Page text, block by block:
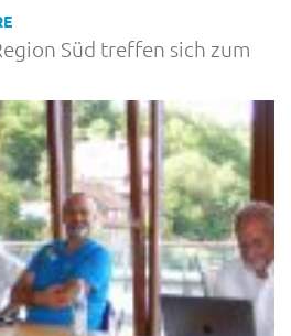
Süd treffen sich zum